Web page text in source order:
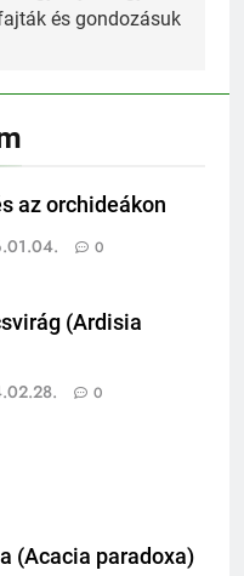
és gondozásuk
az orchideákon
0
(Ardisia
0
(Acacia paradoxa)